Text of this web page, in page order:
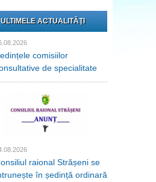
ULTIMELE ACTUALITĂŢI
comisiilor
de specialitate
raional Strășeni se
în ședință ordinară